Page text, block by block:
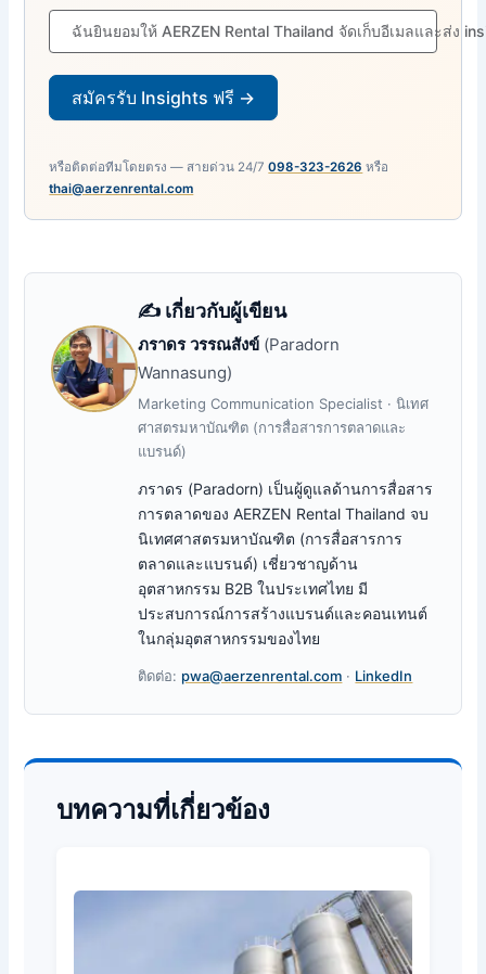
ฉันยินยอมให้ AERZEN Rental Thailand จัดเก็บอีเมลและส่ง
สมัครรับ Insights ฟรี →
หรือติดต่อทีมโดยตรง — สายด่วน 24/7098-323-2626 หรือ
thai@aerzenrental.com
✍️ เกี่ยวกับผู้เขียน
ภราดร วรรณสังข์ (Paradorn
Wannasung)
Marketing Communication Specialist · นิเทศ
ศาสตรมหาบัณฑิต (การสื่อสารการตลาดและ
แบรนด์)
ภราดร (Paradorn) เป็นผู้ดูแลด้านการสื่อสาร
การตลาดของ AERZEN Rental Thailand จบ
นิเทศศาสตรมหาบัณฑิต (การสื่อสารการ
ตลาดและแบรนด์) เชี่ยวชาญด้าน
อุตสาหกรรม B2B ในประเทศไทย มี
ประสบการณ์การสร้างแบรนด์และคอนเทนต์
ในกลุ่มอุตสาหกรรมของไทย
ติดต่อ: pwa@aerzenrental.com · LinkedIn
บทความที่เกี่ยวข้อง